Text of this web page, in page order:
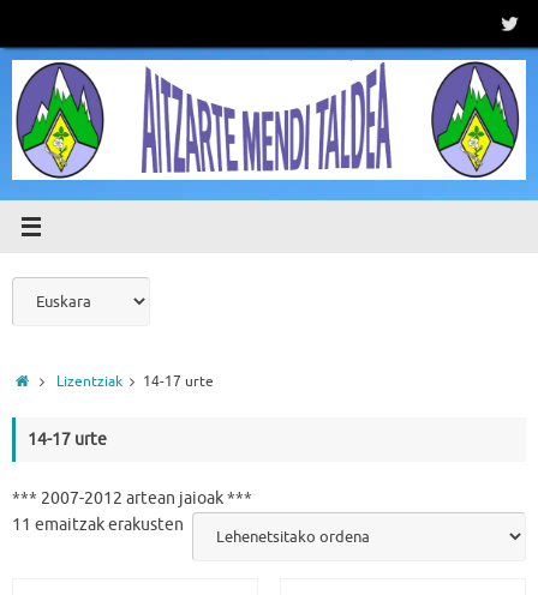
content
HomeLizentziak 14-17 urte
14-17 urte
*** 2007-2012 artean jaioak ***
11 emaitzak erakusten